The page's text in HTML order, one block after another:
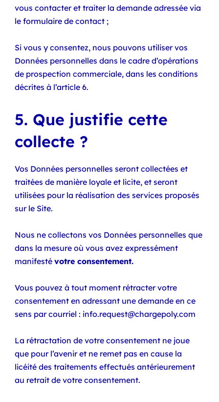
vous contacter et traiter la demande adressée via
le formulaire de contact ;
Si vous y consentez, nous pouvons utiliser vos
Données personnelles dans le cadre d’opérations
de prospection commerciale, dans les conditions
décrites à l’article 6.
5. Que justifie cette
collecte ?
Vos Données personnelles seront collectées et
traitées de manière loyale et licite, et seront
utilisées pour la réalisation des services proposés
sur le Site.
Nous ne collectons vos Données personnelles que
dans la mesure où vous avez expressément
manifesté votre consentement.
Vous pouvez à tout moment rétracter votre
consentement en adressant une demande en ce
sens par courriel : info.request@chargepoly.com
La rétractation de votre consentement ne joue
que pour l’avenir et ne remet pas en cause la
licéité des traitements effectués antérieurement
au retrait de votre consentement.